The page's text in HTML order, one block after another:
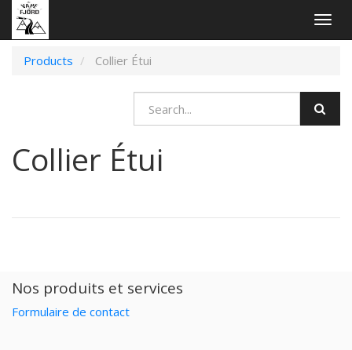
Products
Collier Étui
Collier Étui
Nos produits et services
Formulaire de contact